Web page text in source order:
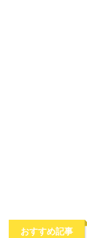
おすすめ記事